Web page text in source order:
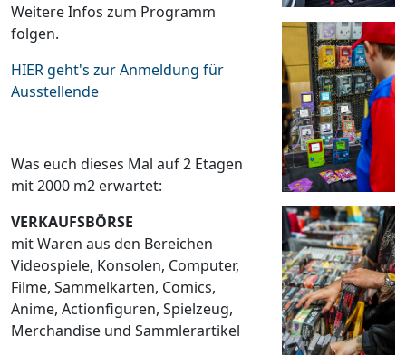
Weitere Infos zum Programm
folgen.
HIER geht's zur Anmeldung für
Ausstellende
Was euch dieses Mal auf 2 Etagen
mit 2000 m2 erwartet:
VERKAUFSBÖRSE
mit Waren aus den Bereichen
Videospiele, Konsolen, Computer,
Filme, Sammelkarten, Comics,
Anime, Actionfiguren, Spielzeug,
Merchandise und Sammlerartikel